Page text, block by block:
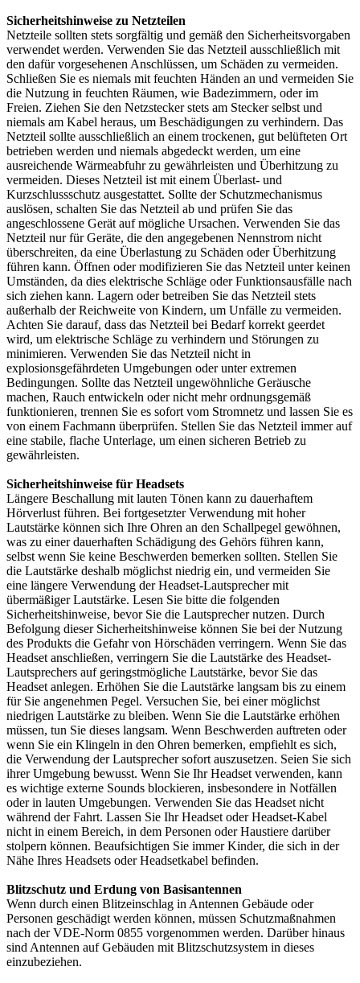
Sicherheitshinweise zu Netzteilen
Netzteile sollten stets sorgfältig und gemäß den Sicherheitsvorgaben
verwendet werden. Verwenden Sie das Netzteil ausschließlich mit
den dafür vorgesehenen Anschlüssen, um Schäden zu vermeiden.
Schließen Sie es niemals mit feuchten Händen an und vermeiden Sie
die Nutzung in feuchten Räumen, wie Badezimmern, oder im
Freien. Ziehen Sie den Netzstecker stets am Stecker selbst und
niemals am Kabel heraus, um Beschädigungen zu verhindern. Das
Netzteil sollte ausschließlich an einem trockenen, gut belüfteten Ort
betrieben werden und niemals abgedeckt werden, um eine
ausreichende Wärmeabfuhr zu gewährleisten und Überhitzung zu
vermeiden. Dieses Netzteil ist mit einem Überlast- und
Kurzschlussschutz ausgestattet. Sollte der Schutzmechanismus
auslösen, schalten Sie das Netzteil ab und prüfen Sie das
angeschlossene Gerät auf mögliche Ursachen. Verwenden Sie das
Netzteil nur für Geräte, die den angegebenen Nennstrom nicht
überschreiten, da eine Überlastung zu Schäden oder Überhitzung
führen kann. Öffnen oder modifizieren Sie das Netzteil unter keinen
Umständen, da dies elektrische Schläge oder Funktionsausfälle nach
sich ziehen kann. Lagern oder betreiben Sie das Netzteil stets
außerhalb der Reichweite von Kindern, um Unfälle zu vermeiden.
Achten Sie darauf, dass das Netzteil bei Bedarf korrekt geerdet
wird, um elektrische Schläge zu verhindern und Störungen zu
minimieren. Verwenden Sie das Netzteil nicht in
explosionsgefährdeten Umgebungen oder unter extremen
Bedingungen. Sollte das Netzteil ungewöhnliche Geräusche
machen, Rauch entwickeln oder nicht mehr ordnungsgemäß
funktionieren, trennen Sie es sofort vom Stromnetz und lassen Sie es
von einem Fachmann überprüfen. Stellen Sie das Netzteil immer auf
eine stabile, flache Unterlage, um einen sicheren Betrieb zu
gewährleisten.
Sicherheitshinweise für Headsets
Längere Beschallung mit lauten Tönen kann zu dauerhaftem
Hörverlust führen. Bei fortgesetzter Verwendung mit hoher
Lautstärke können sich Ihre Ohren an den Schallpegel gewöhnen,
was zu einer dauerhaften Schädigung des Gehörs führen kann,
selbst wenn Sie keine Beschwerden bemerken sollten. Stellen Sie
die Lautstärke deshalb möglichst niedrig ein, und vermeiden Sie
eine längere Verwendung der Headset-Lautsprecher mit
übermäßiger Lautstärke. Lesen Sie bitte die folgenden
Sicherheitshinweise, bevor Sie die Lautsprecher nutzen. Durch
Befolgung dieser Sicherheitshinweise können Sie bei der Nutzung
des Produkts die Gefahr von Hörschäden verringern. Wenn Sie das
Headset anschließen, verringern Sie die Lautstärke des Headset-
Lautsprechers auf geringstmögliche Lautstärke, bevor Sie das
Headset anlegen. Erhöhen Sie die Lautstärke langsam bis zu einem
für Sie angenehmen Pegel. Versuchen Sie, bei einer möglichst
niedrigen Lautstärke zu bleiben. Wenn Sie die Lautstärke erhöhen
müssen, tun Sie dieses langsam. Wenn Beschwerden auftreten oder
wenn Sie ein Klingeln in den Ohren bemerken, empfiehlt es sich,
die Verwendung der Lautsprecher sofort auszusetzen. Seien Sie sich
ihrer Umgebung bewusst. Wenn Sie Ihr Headset verwenden, kann
es wichtige externe Sounds blockieren, insbesondere in Notfällen
oder in lauten Umgebungen. Verwenden Sie das Headset nicht
während der Fahrt. Lassen Sie Ihr Headset oder Headset-Kabel
nicht in einem Bereich, in dem Personen oder Haustiere darüber
stolpern können. Beaufsichtigen Sie immer Kinder, die sich in der
Nähe Ihres Headsets oder Headsetkabel befinden.
Blitzschutz und Erdung von Basisantennen
Wenn durch einen Blitzeinschlag in Antennen Gebäude oder
Personen geschädigt werden können, müssen Schutzmaßnahmen
nach der VDE-Norm 0855 vorgenommen werden. Darüber hinaus
sind Antennen auf Gebäuden mit Blitzschutzsystem in dieses
einzubeziehen.